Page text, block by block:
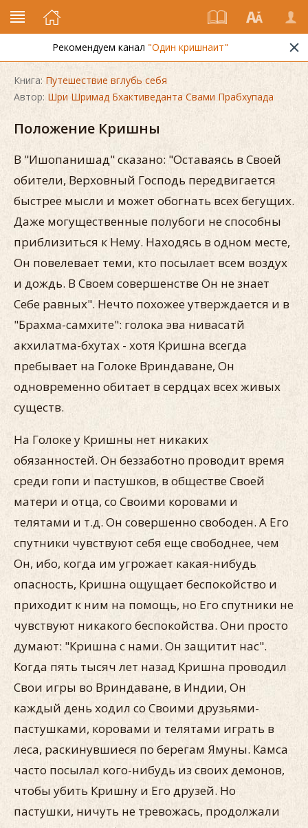
Рекомендуем канал "Один кришнаит"
Книга: Путешествие вглубь себя
Автор: Шри Шримад Бхактиведанта Свами Прабхупада
Положение Кришны
В "Ишопанишад" сказано: "Оставаясь в Своей
обители, Верховный Господь передвигается
быстрее мысли и может обогнать всех бегущих.
Даже могущественные полубоги не способны
приблизиться к Нему. Находясь в одном месте,
Он повелевает теми, кто посылает всем воздух
и дождь. В Своем совершенстве Он не знает
Себе равных". Нечто похожее утверждается и в
"Брахма-самхите": голока эва нивасатй
акхилатма-бхутах - хотя Кришна всегда
пребывает на Голоке Вриндаване, Он
одновременно обитает в сердцах всех живых
существ.
На Голоке у Кришны нет никаких
обязанностей. Он беззаботно проводит время
среди гопи и пастушков, в обществе Своей
матери и отца, со Своими коровами и
телятами и т.д. Он совершенно свободен. А Его
спутники чувствуют себя еще свободнее, чем
Он, ибо, когда им угрожает какая-нибудь
опасность, Кришна ощущает беспокойство и
приходит к ним на помощь, но Его спутники не
чувствуют никакого беспокойства. Они просто
думают: "Кришна с нами. Он защитит нас".
Когда пять тысяч лет назад Кришна проводил
Свои игры во Вриндаване, в Индии, Он
каждый день ходил со Своими друзьями-
пастушками, коровами и телятами играть в
леса, раскинувшиеся по берегам Ямуны. Камса
часто посылал кого-нибудь из своих демонов,
чтобы убить Кришну и Его друзей. Но
пастушки, ничуть не тревожась, продолжали